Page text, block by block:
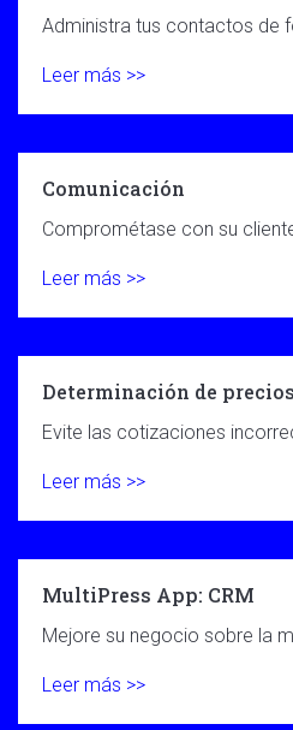
Administra tus contactos de
Leer más >>
Comunicación
Comprométase con su
Leer más >>
Determinación de precios
Evite las cotizaciones
Leer más >>
MultiPress App: CRM
Mejore su negocio sobre la
Leer más >>